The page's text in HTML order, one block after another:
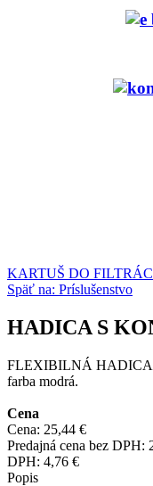
KARTUŠ DO
Späť na: Príslušenstvo
HADICA S
FLEXIBILNÁ HADICA,
farba modrá.
Cena
Cena: 25,44 €
Predajná cena bez DPH:
DPH: 4,76 €
Popis